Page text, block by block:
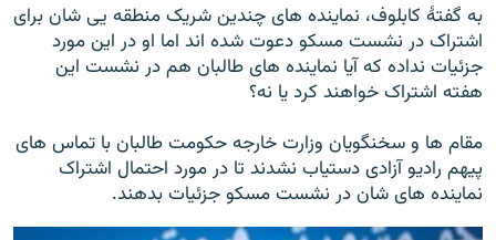
به گفتۀ کابلوف، نماینده های چندین شریک منطقه یی شان برای
اشتراک در نشست مسکو دعوت شده اند اما او در این مورد
جزئیات نداده که آیا نماینده های طالبان هم در نشست این
هفته اشتراک خواهند کرد یا نه؟
مقام ها و سخنگویان وزارت خارجه حکومت طالبان با تماس های
پیهم رادیو آزادی دستیاب نشدند تا در مورد احتمال اشتراک
نماینده های شان در نشست مسکو جزئیات بدهند.